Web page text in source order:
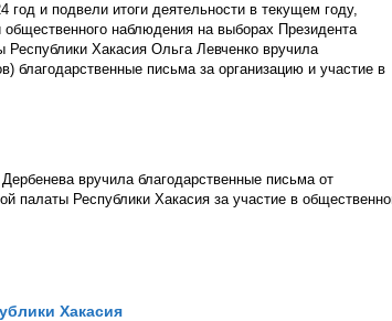
год и подвели итоги деятельности в текущем году,
наблюдения на выборах Президента
Хакасия Ольга Левченко вручила
благодарственные письма за организацию и участие в
вручила благодарственные письма от
палаты Республики Хакасия за участие в
Хакасия